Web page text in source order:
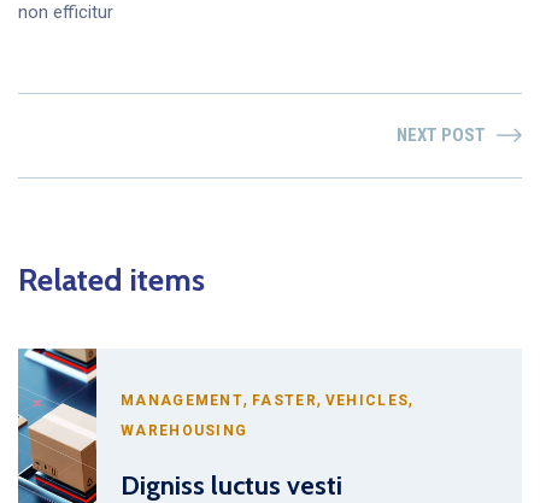
non efficitur
NEXT POST
Related items
MANAGEMENT, FASTER, VEHICLES,
WAREHOUSING
Digniss luctus vesti